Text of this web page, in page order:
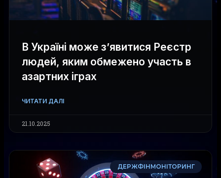
В Україні може з’явитися Реєстр
людей, яким обмежено участь в
азартних іграх
ЧИТАТИ ДАЛІ
21.10.2025
ДЕРЖФІНМОНІТОРИНГ